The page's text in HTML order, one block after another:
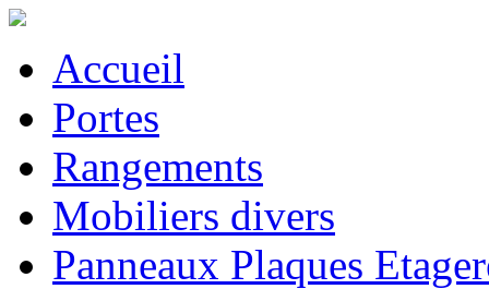
Accueil
Portes
Rangements
Mobiliers divers
Panneaux Plaques